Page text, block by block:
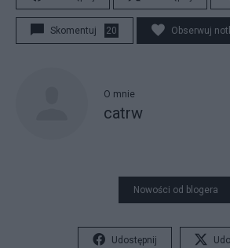
Skomentuj 20 Obserwuj
O mnie
catrw
Nowości od blogera
Udostępnij